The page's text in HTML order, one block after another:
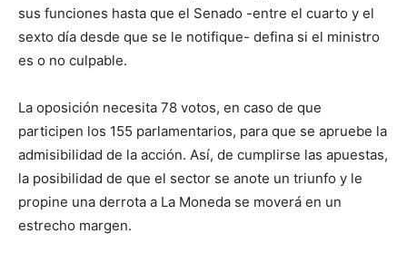
sus funciones hasta que el Senado -entre el cuarto y el
sexto día desde que se le notifique- defina si el ministro
es o no culpable.
La oposición necesita 78 votos, en caso de que
participen los 155 parlamentarios, para que se apruebe la
admisibilidad de la acción. Así, de cumplirse las apuestas,
la posibilidad de que el sector se anote un triunfo y le
propine una derrota a La Moneda se moverá en un
estrecho margen.